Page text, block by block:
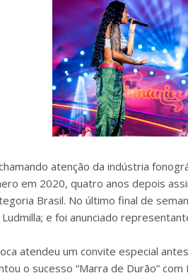
atenção da indústria
em 2020, quatro anos depois
Brasil. No último final de
e foi anunciado
atendeu um convite especial
o sucesso “Marra de Durão”